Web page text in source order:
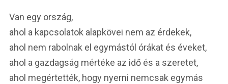
Van egy ország,
ahol a kapcsolatok alapkövei nem az érdekek,
ahol nem rabolnak el egymástól órákat és éveket,
ahol a gazdagság mértéke az idő és a szeretet,
ahol megértették, hogy nyerni nemcsak egymás